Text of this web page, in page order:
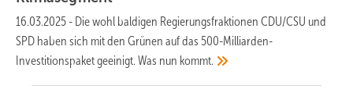
16.03.2025 - Die wohl baldigen Regierungsfraktionen CDU/CSU und
SPD haben sich mit den Grünen auf das 500-Milliarden-
Investitionspaket geeinigt. Was nun kommt.